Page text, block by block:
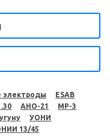
электроды
ESAB
АНО-21
МР-3
УОНИ
13/45